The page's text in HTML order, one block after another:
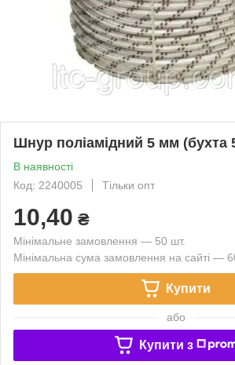
Шнур поліамідний 5 мм (бухта
В наявності
Код: 2240005
Тільки опт
10,40 ₴
Мінімальне замовлення — 50 шт.
Мінімальна сума замовлення на сайті —
Купити
або
Купити з